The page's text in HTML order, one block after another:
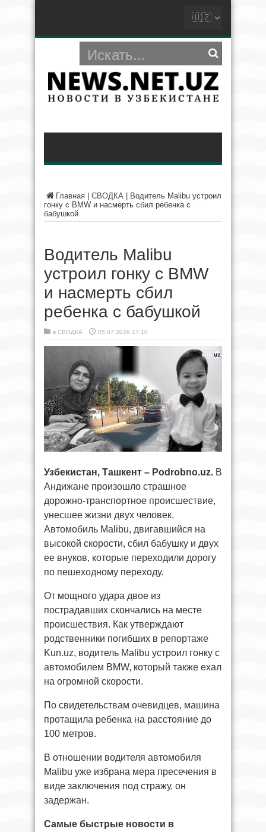
Главная СВОДКА
Водитель Malibu устроил
гонку с BMW и насмерть сбил ребенка с
бабушкой
Водитель Malibu
устроил гонку с BMW
и насмерть сбил
ребенка с бабушкой
в СВОДКА 05.07.2026 17:10
Узбекистан, Ташкент – Podrobno.uz. В
Андижане произошло страшное
дорожно-транспортное происшествие,
унесшее жизни двух человек.
Автомобиль Malibu, двигавшийся на
высокой скорости, сбил бабушку и двух
ее внуков, которые переходили дорогу
по пешеходному переходу.
От мощного удара двое из
пострадавших скончались на месте
происшествия. Как утверждают
родственники погибших в репортаже
Kun.uz, водитель Malibu устроил гонку с
автомобилем BMW, который также ехал
на огромной скорости.
По свидетельствам очевидцев, машина
протащила ребенка на расстояние до
100 метров.
В отношении водителя автомобиля
Malibu уже избрана мера пресечения в
виде заключения под стражу, он
задержан.
Самые быстрые новости в